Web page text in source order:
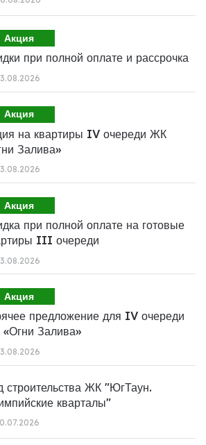
Акция
при полной оплате и рассрочка
Акция
на квартиры IV очереди ЖК
Залива»
Акция
при полной оплате на готовые
III очереди
Акция
предложение для IV очереди
Залива»
строительства ЖК "ЮгТаун.
кварталы"